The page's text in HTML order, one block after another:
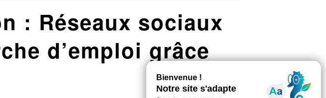
: Réseaux sociaux
d’emploi grâce